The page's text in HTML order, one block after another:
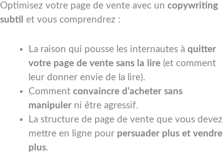
Optimisez votre page de vente avec un copywriting
subtil et vous comprendrez :
La raison qui pousse les internautes à quitter
votre page de vente sans la lire (et comment
leur donner envie de la lire).
Comment convaincre d’acheter sans
manipuler ni être agressif.
La structure de page de vente que vous devez
mettre en ligne pour persuader plus et vendre
plus.